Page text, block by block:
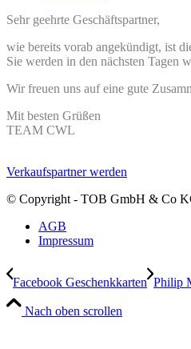
Sehr geehrte Geschäftspartner,
wie bereits vorab angekündigt, ist
Sie werden in den nächsten Tagen
Wir freuen uns auf eine gute
Mit besten Grüßen
TEAM CWL
Verkaufspartner werden
© Copyright - TOB GmbH & Co
AGB
Impressum
Facebook Geschenkkarten Philip
Nach oben scrollen